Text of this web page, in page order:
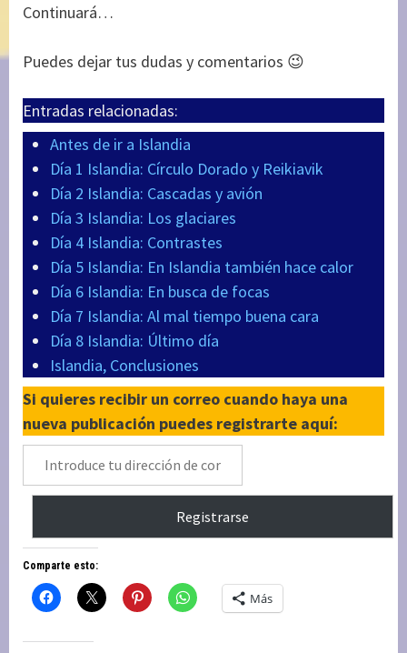
Continuará…
Puedes dejar tus dudas y comentarios 😉
Entradas relacionadas:
Antes de ir a Islandia
Día 1 Islandia: Círculo Dorado y Reikiavik
Día 2 Islandia: Cascadas y avión
Día 3 Islandia: Los glaciares
Día 4 Islandia: Contrastes
Día 5 Islandia: En Islandia también hace calor
Día 6 Islandia: En busca de focas
Día 7 Islandia: Al mal tiempo buena cara
Día 8 Islandia: Último día
Islandia, Conclusiones
Si quieres recibir un correo cuando haya una
nueva publicación puedes registrarte aquí:
Introduce
tu
correo
electrónico
Registrarse
Comparte esto:
Más